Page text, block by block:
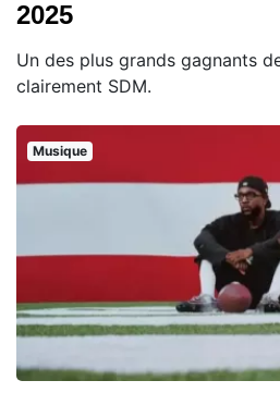
2025
Un des plus grands gagnants
clairement SDM.
Musique